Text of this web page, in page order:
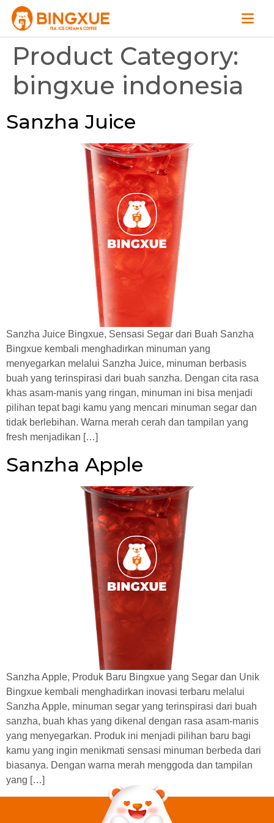
Product Category:
bingxue indonesia
Sanzha Juice
Sanzha Juice Bingxue, Sensasi Segar dari Buah Sanzha
Bingxue kembali menghadirkan minuman yang
menyegarkan melalui Sanzha Juice, minuman berbasis
buah yang terinspirasi dari buah sanzha. Dengan cita rasa
khas asam-manis yang ringan, minuman ini bisa menjadi
pilihan tepat bagi kamu yang mencari minuman segar dan
tidak berlebihan. Warna merah cerah dan tampilan yang
fresh menjadikan […]
Sanzha Apple
Sanzha Apple, Produk Baru Bingxue yang Segar dan Unik
Bingxue kembali menghadirkan inovasi terbaru melalui
Sanzha Apple, minuman segar yang terinspirasi dari buah
sanzha, buah khas yang dikenal dengan rasa asam-manis
yang menyegarkan. Produk ini menjadi pilihan baru bagi
kamu yang ingin menikmati sensasi minuman berbeda dari
biasanya. Dengan warna merah menggoda dan tampilan
yang […]